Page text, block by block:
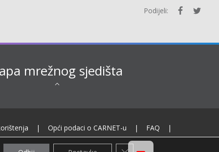
Podijeli:
mrežnog sjedišta
| Opći podaci o CARNET-u | FAQ |
Zatvori GDPR transparente s